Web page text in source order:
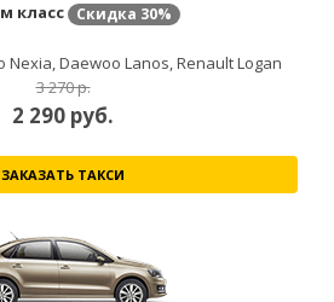
класс Скидка 30%
Nexia, Daewoo Lanos, Renault Logan
3 270 р.
2 290 руб.
ЗАКАЗАТЬ ТАКСИ